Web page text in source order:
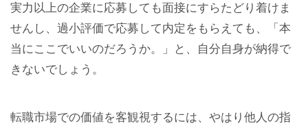
実力以上の企業に応募しても面接にすらたどり着けま
せんし、過小評価で応募して内定をもらえても、「本
当にここでいいのだろうか。」と、自分自身が納得で
きないでしょう。
転職市場での価値を客観視するには、やはり他人の指